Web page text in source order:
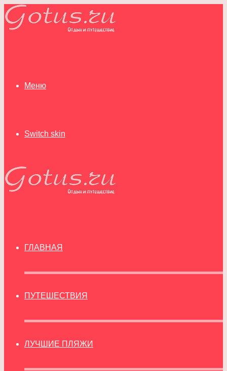
Меню
Switch skin
ГЛАВНАЯ
ПУТЕШЕСТВИЯ
ЛУЧШИЕ ПЛЯЖИ